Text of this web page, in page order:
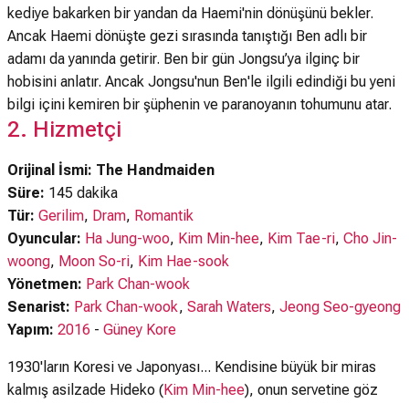
kediye bakarken bir yandan da Haemi'nin dönüşünü bekler.
Ancak Haemi dönüşte gezi sırasında tanıştığı Ben adlı bir
adamı da yanında getirir. Ben bir gün Jongsu’ya ilginç bir
hobisini anlatır. Ancak Jongsu'nun Ben'le ilgili edindiği bu yeni
bilgi içini kemiren bir şüphenin ve paranoyanın tohumunu atar.
2. Hizmetçi
Orijinal İsmi: The Handmaiden
Süre: 145 dakika
Tür: Gerilim, Dram, Romantik
Oyuncular: Ha Jung-woo, Kim Min-hee, Kim Tae-ri, Cho Jin-
woong, Moon So-ri, Kim Hae-sook
Yönetmen: Park Chan-wook
Senarist: Park Chan-wook, Sarah Waters, Jeong Seo-gyeong
Yapım: 2016 - Güney Kore
1930'ların Koresi ve Japonyası... Kendisine büyük bir miras
kalmış asilzade Hideko (Kim Min-hee), onun servetine göz